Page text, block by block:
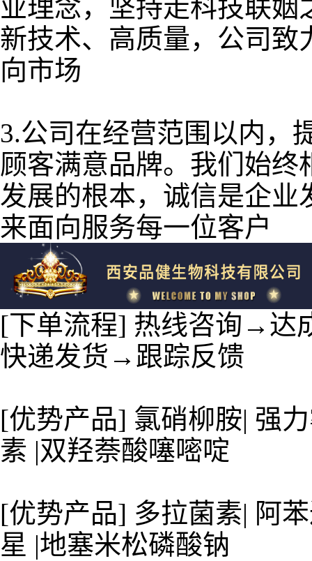
业理念，坚持走科技联姻
新技术、高质量，公司致
向市场
3.公司在经营范围以内，
顾客满意品牌。我们始终
发展的根本，诚信是企业
来面向服务每一位客户
[下单流程] 热线咨询→
快递发货→跟踪反馈
[优势产品] 氯硝柳胺| 强
素 |双羟萘酸噻嘧啶
[优势产品] 多拉菌素| 阿
星 |地塞米松磷酸钠